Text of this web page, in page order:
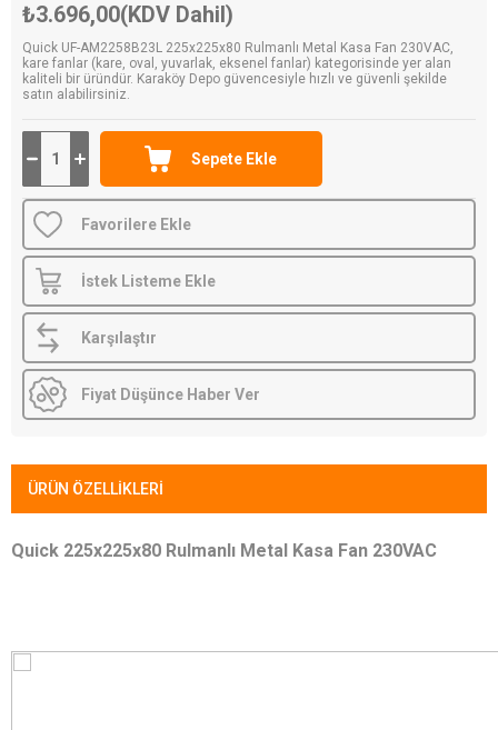
₺3.696,00(KDV Dahil)
Quick UF-AM2258B23L 225x225x80 Rulmanlı Metal Kasa Fan 230VAC,
kare fanlar (kare, oval, yuvarlak, eksenel fanlar) kategorisinde yer alan
kaliteli bir üründür. Karaköy Depo güvencesiyle hızlı ve güvenli şekilde
satın alabilirsiniz.
Favorilere Ekle
İstek Listeme Ekle
Karşılaştır
Fiyat Düşünce Haber Ver
ÜRÜN ÖZELLIKLERI
Quick 225x225x80 Rulmanlı Metal Kasa Fan 230VAC